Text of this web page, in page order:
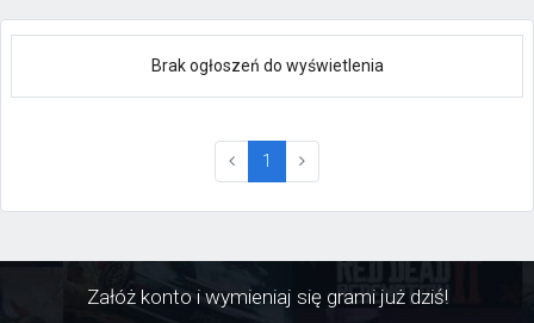
Brak ogłoszeń do wyświetlenia
1 (current)
Załóż konto i wymieniaj się grami już dziś!